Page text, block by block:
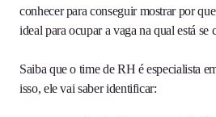
conhecer para conseguir mostrar por
ideal para ocupar a vaga na qual está se
Saiba que o time de RH é especialista
isso, ele vai saber identificar: